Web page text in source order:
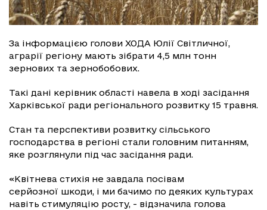
За інформацією голови ХОДА Юлії Світличної,
аграрії регіону мають зібрати 4,5 млн тонн
зернових та зернобобових.
Такі дані керівник області навела в ході засідання
Харківської ради регіонального розвитку 15 травня.
Стан та перспективи розвитку сільського
господарства в регіоні стали головним питанням,
яке розглянули під час засідання ради.
«Квітнева стихія не завдала посівам
серйозної шкоди, і ми бачимо по деяких культурах
навіть стимуляцію росту, - відзначила голова